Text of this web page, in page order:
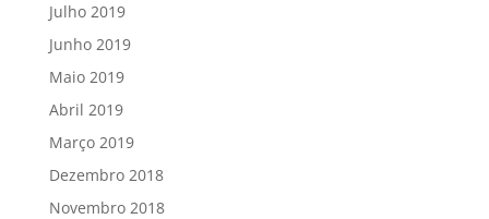
Julho 2019
Junho 2019
Maio 2019
Abril 2019
Março 2019
Dezembro 2018
Novembro 2018